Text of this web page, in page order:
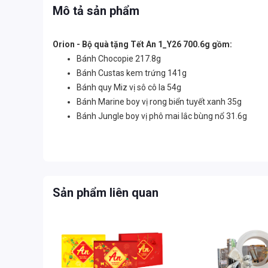
Mô tả sản phẩm
Orion - Bộ quà tặng Tết An 1_Y26 700.6g gồm:
Bánh Chocopie 217.8g
Bánh Custas kem trứng 141g
Bánh quy Miz vị sô cô la 54g
Bánh Marine boy vị rong biển tuyết xanh 35g
Bánh Jungle boy vị phô mai lắc bùng nổ 31.6g
Sản phẩm liên quan